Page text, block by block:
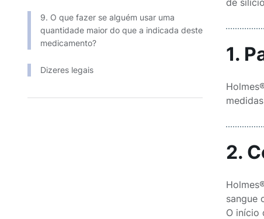
9. O que fazer se alguém usar uma
quantidade maior do que a indicada deste
medicamento?
Dizeres legais
de
1.
2.
sangue
O início